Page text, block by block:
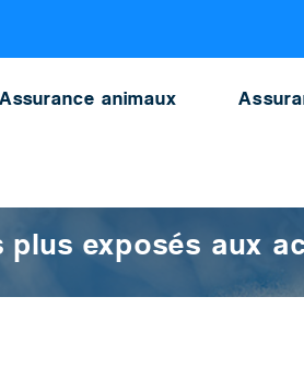
Assurance animaux
exposés aux